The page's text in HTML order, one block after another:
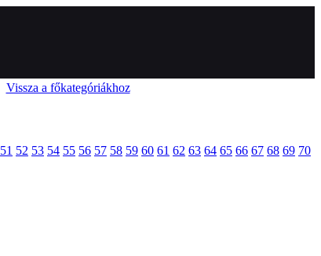
Vissza a főkategóriákhoz
51 52 53 54 55 56 57 58 59 60 61 62 63 64 65 66 67 68 69 70